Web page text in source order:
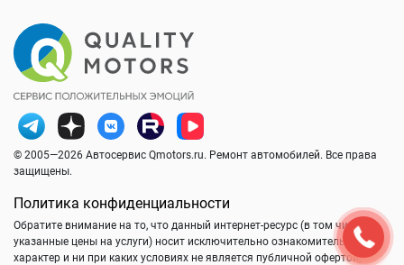
© 2005—2026 Автосервис Qmotors.ru. Ремонт автомобилей. Все права
защищены.
Политика конфиденциальности
Обратите внимание на то, что данный интернет-ресурс (в том числе
указанные цены на услуги) носит исключительно ознакомительный
характер и ни при каких условиях не является публичной офертой,